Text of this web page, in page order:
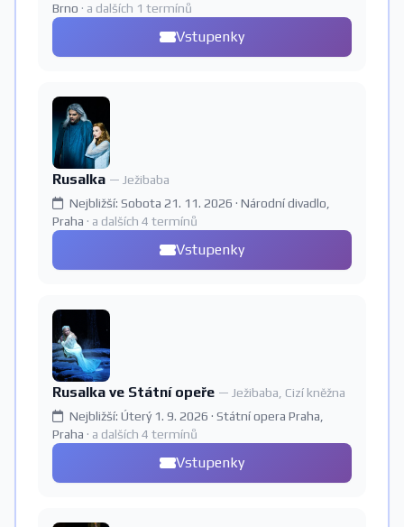
Brno · a dalších 1 termínů
Vstupenky
Rusalka — Ježibaba
Nejbližší: Sobota 21. 11. 2026 · Národní divadlo,
Praha · a dalších 4 termínů
Vstupenky
Rusalka ve Státní opeře — Ježibaba, Cizí kněžna
Nejbližší: Úterý 1. 9. 2026 · Státní opera Praha,
Praha · a dalších 4 termínů
Vstupenky